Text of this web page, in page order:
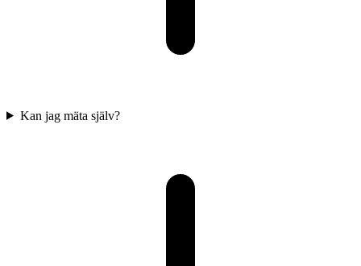
Kan jag mäta själv?